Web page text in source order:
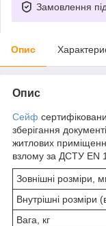
Замовлення
Опис
Опис
Сейф
зберігання
житлових
взлому за ДСТУ EN
Зовнішні розміри,
Внутрішні розміри
Вага, кг